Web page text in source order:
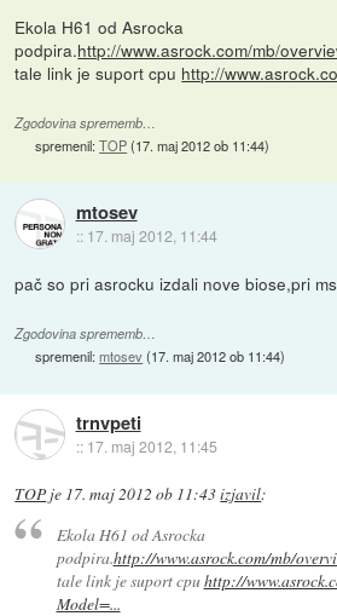
Ekola H61 od Asrocka
podpira.http://www.asrock.com/mb/
tale link je suport cpu http://
Zgodovina sprememb…
spremenil:TOP(17. maj 2012 ob 11:44)
mtosev
:: 17. maj 2012, 11:44
pač so pri asrocku izdali nove biose,pri
Zgodovina sprememb…
spremenil:mtosev(17. maj 2012 ob 11:44)
trnvpeti
:: 17. maj 2012, 11:45
TOP je 17. maj 2012 ob 11:43izjavil:
Ekola H61 od Asrocka
podpira.http://www.asrock.com/mb/
tale link je suport cpuhttp://
Model=...